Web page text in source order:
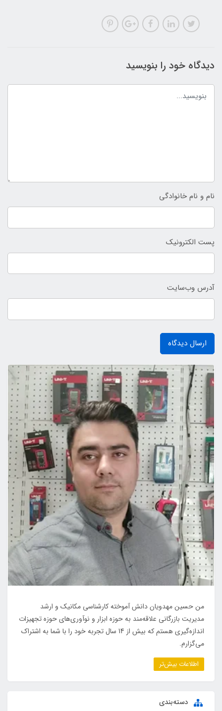
دیدگاه خود را بنویسید
نام و نام خانوادگی
پست الکترونیک
آدرس وب‌سایت
ارسال دیدگاه
من حسین مهدویان دانش آموخته کارشناسی مکانیک و ارشد
مدیریت بازرگانی علاقه‌مند به حوزه ابزار و نوآوری‌های حوزه تجهیزات
اندازه‌گیری هستم که بیش از 14 سال تجربه خود را با شما به اشتراک
می‌گزارم.
اطلاعات بیش‌تر
دسته‌بندی